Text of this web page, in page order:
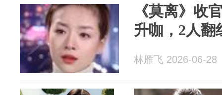
《莫离》收
升咖，2人翻
林雁飞 2026-06-28